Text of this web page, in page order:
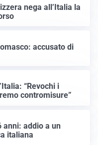
nega all’Italia la
accusato di
“Revochi i
contromisure”
anni: addio a un
italiana